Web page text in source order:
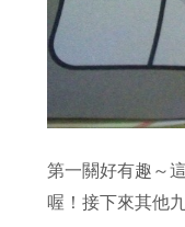
第一關好有趣～
喔！接下來其他